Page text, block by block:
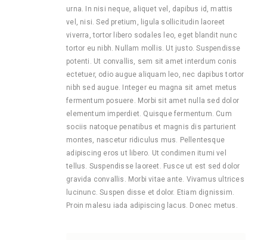
urna. In nisi neque, aliquet vel, dapibus id, mattis
vel, nisi. Sed pretium, ligula sollicitudin laoreet
viverra, tortor libero sodales leo, eget blandit nunc
tortor eu nibh. Nullam mollis. Ut justo. Suspendisse
potenti. Ut convallis, sem sit amet interdum conis
ectetuer, odio augue aliquam leo, nec dapibus tortor
nibh sed augue. Integer eu magna sit amet metus
fermentum posuere. Morbi sit amet nulla sed dolor
elementum imperdiet. Quisque fermentum. Cum
sociis natoque penatibus et magnis dis parturient
montes, nascetur ridiculus mus. Pellentesque
adipiscing eros ut libero. Ut condimen itumi vel
tellus. Suspendisse laoreet. Fusce ut est sed dolor
gravida convallis. Morbi vitae ante. Vivamus ultrices
lucinunc. Suspen disse et dolor. Etiam dignissim.
Proin malesu iada adipiscing lacus. Donec metus.